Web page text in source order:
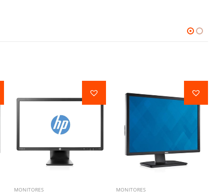
MONITORES MONITORES